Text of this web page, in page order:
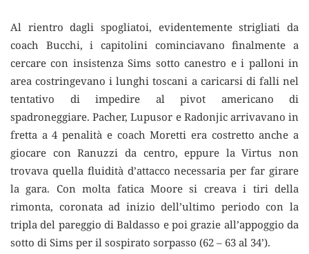
Al rientro dagli spogliatoi, evidentemente strigliati da
coach Bucchi, i capitolini cominciavano finalmente a
cercare con insistenza Sims sotto canestro e i palloni in
area costringevano i lunghi toscani a caricarsi di falli nel
tentativo di impedire al pivot americano di
spadroneggiare. Pacher, Lupusor e Radonjic arrivavano in
fretta a 4 penalità e coach Moretti era costretto anche a
giocare con Ranuzzi da centro, eppure la Virtus non
trovava quella fluidità d’attacco necessaria per far girare
la gara. Con molta fatica Moore si creava i tiri della
rimonta, coronata ad inizio dell’ultimo periodo con la
tripla del pareggio di Baldasso e poi grazie all’appoggio da
sotto di Sims per il sospirato sorpasso (62 – 63 al 34’).